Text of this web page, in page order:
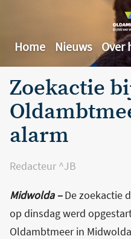
Home Nieuws Over
Zoekactie
alarm
Redacteur ^JB
Midwolda –De zoekactie
op dinsdag werd
Oldambtmeer in